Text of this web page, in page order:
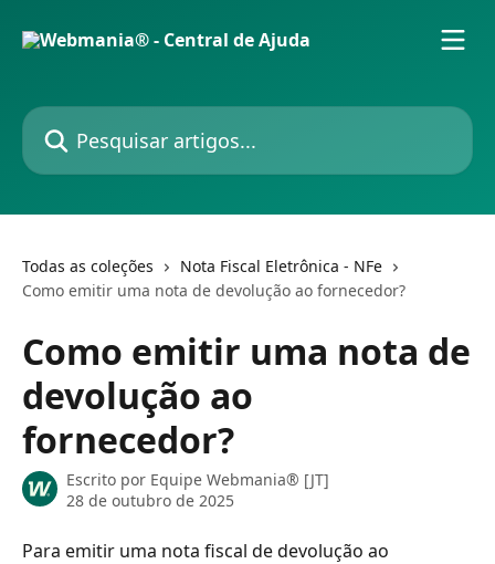
Pesquisar artigos...
Todas as coleções
Nota Fiscal Eletrônica - NFe
Como emitir uma nota de devolução ao fornecedor?
Como emitir uma nota de
devolução ao
fornecedor?
Escrito por Equipe Webmania® [JT]
28 de outubro de 2025
Para emitir uma nota fiscal de devolução ao